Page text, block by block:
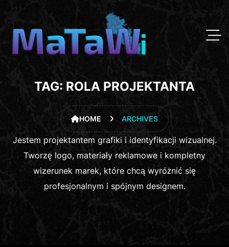
TAG: ROLA PROJEKTANTA
HOME ARCHIVES
Jestem projektantem grafiki i identyfikacji wizualnej.
Tworzę logo, materiały reklamowe i kompletny
wizerunek marek, które chcą wyróżnić się
profesjonalnym i spójnym designem.